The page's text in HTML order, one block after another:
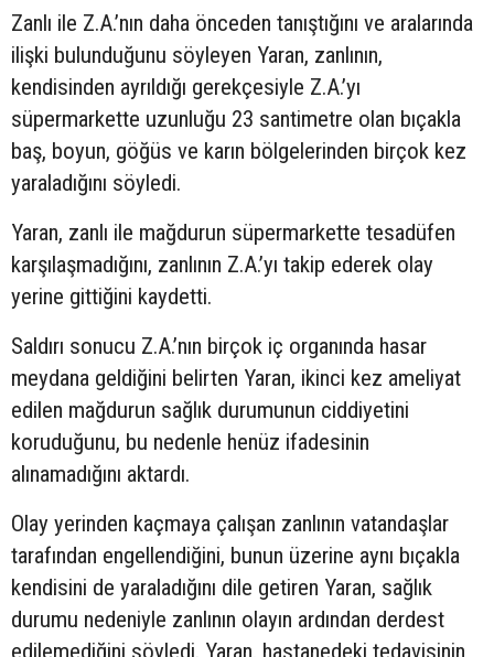
Zanlı ile Z.A.’nın daha önceden tanıştığını ve aralarında
ilişki bulunduğunu söyleyen Yaran, zanlının,
kendisinden ayrıldığı gerekçesiyle Z.A.’yı
süpermarkette uzunluğu 23 santimetre olan bıçakla
baş, boyun, göğüs ve karın bölgelerinden birçok kez
yaraladığını söyledi.
Yaran, zanlı ile mağdurun süpermarkette tesadüfen
karşılaşmadığını, zanlının Z.A.’yı takip ederek olay
yerine gittiğini kaydetti.
Saldırı sonucu Z.A.’nın birçok iç organında hasar
meydana geldiğini belirten Yaran, ikinci kez ameliyat
edilen mağdurun sağlık durumunun ciddiyetini
koruduğunu, bu nedenle henüz ifadesinin
alınamadığını aktardı.
Olay yerinden kaçmaya çalışan zanlının vatandaşlar
tarafından engellendiğini, bunun üzerine aynı bıçakla
kendisini de yaraladığını dile getiren Yaran, sağlık
durumu nedeniyle zanlının olayın ardından derdest
edilemediğini söyledi. Yaran, hastanedeki tedavisinin